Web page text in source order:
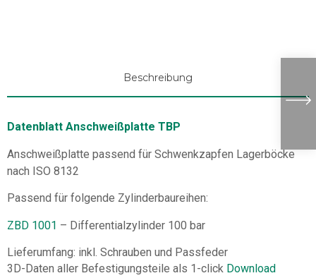
Beschreibung
Datenblatt Anschweißplatte TBP
Anschweißplatte passend für Schwenkzapfen Lagerböcke
nach ISO 8132
Passend für folgende Zylinderbaureihen:
ZBD 1001 – Differentialzylinder 100 bar
Lieferumfang: inkl. Schrauben und Passfeder
3D-Daten aller Befestigungsteile als 1-click Download